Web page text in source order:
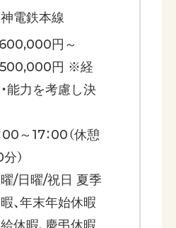
電鉄本線
円～
円 ※経
能力を考慮し決
00～17：00（休憩
）
/日曜/祝日 夏季
、年末年始休暇
休暇、慶弔休暇